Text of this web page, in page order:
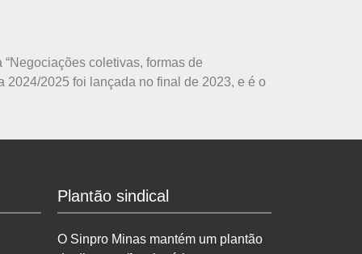
coletivas, formas de
2025 foi lançada no final de 2023, e é o
Plantão sindical
O Sinpro Minas mantém um plantão